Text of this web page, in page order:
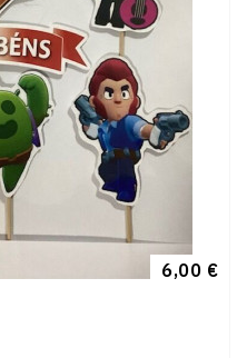
Preço
6,00 €